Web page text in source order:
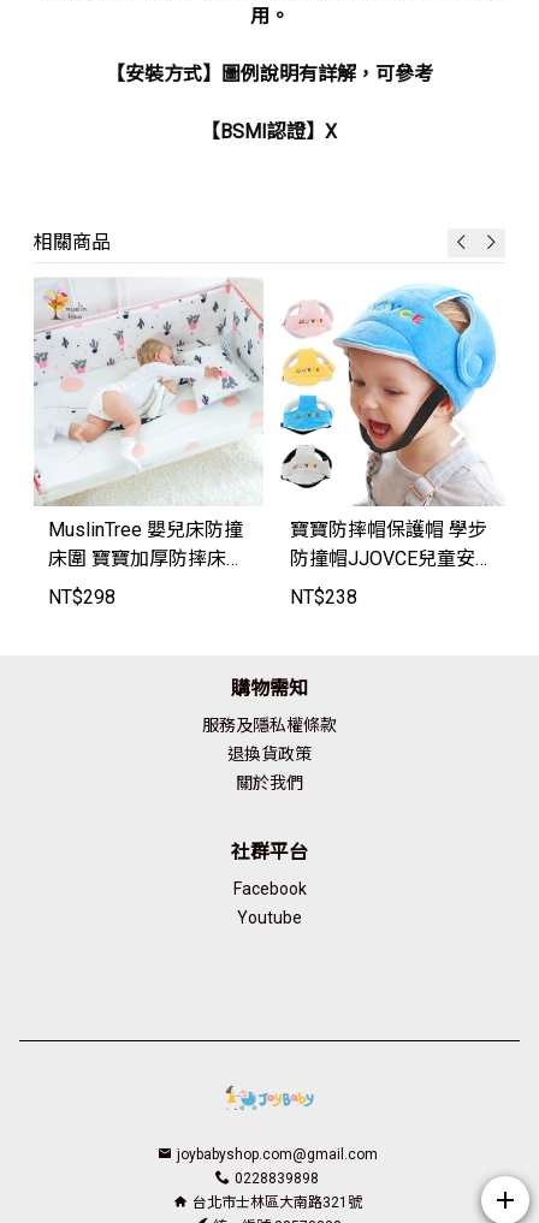
用。
【安裝方式】圖例說明有詳解，可參考
【BSMI認證】X
MuslinTree 嬰兒床防撞
床圍 寶寶加厚防摔床墊
【MT2622】JoyBaby
NT$298
寶寶防摔帽保護帽 學步
防撞帽JJOVCE兒童安
全頭盔護頭帽【JJO95
NT$238
相關商品
購物需知
服務及隱私權條款
退換貨政策
關於我們
社群平台
Facebook
Youtube
joybabyshop.com@gmail.com
0228839898
台北市士林區大南路321號
add